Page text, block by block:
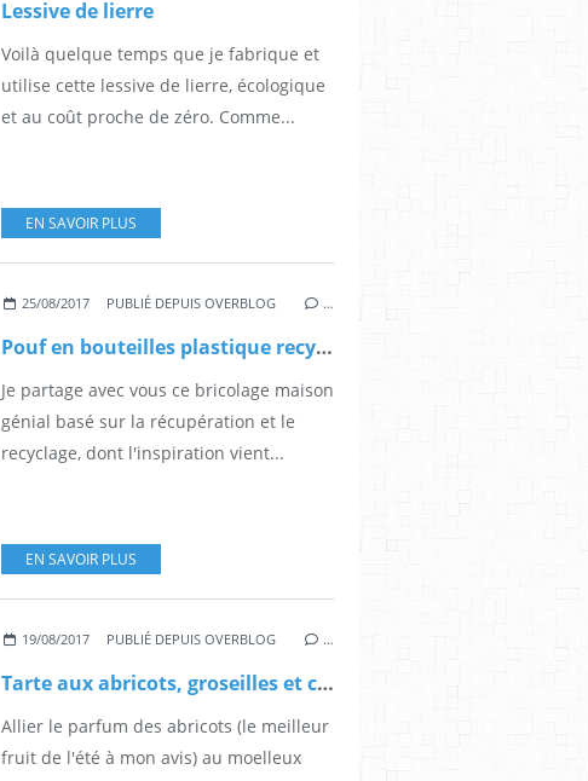
Lessive de lierre
Voilà quelque temps que je fabrique et
utilise cette lessive de lierre, écologique
et au coût proche de zéro. Comme...
EN SAVOIR PLUS
,BRICOLAGE
25/08/2017 PUBLIÉ DEPUIS OVERBLOG …
Pouf en bouteilles plastique recyclées
Je partage avec vous ce bricolage maison
génial basé sur la récupération et le
recyclage, dont l'inspiration vient...
EN SAVOIR PLUS
19/08/2017 PUBLIÉ DEPUIS OVERBLOG …
Tarte aux abricots, groseilles et crème d'amandes torréfiées
Allier le parfum des abricots (le meilleur
fruit de l'été à mon avis) au moelleux